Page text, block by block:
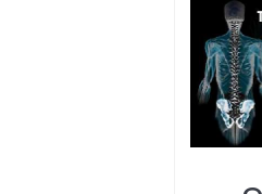
|طراح Bizup.ir